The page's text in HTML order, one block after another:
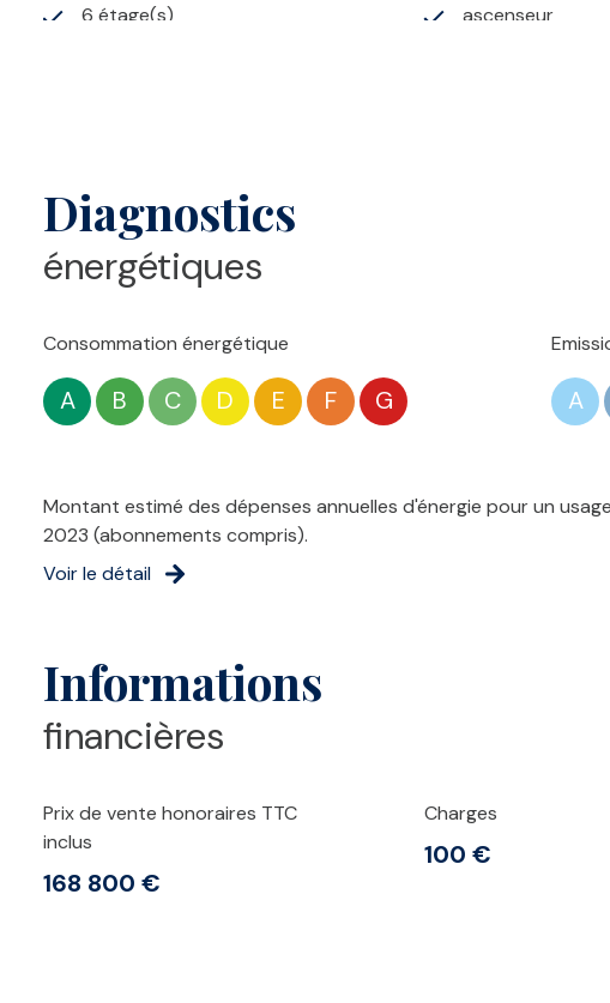
6 étage(s) ascenseur
Diagnostics
énergétiques
Consommation énergétique
A B C D E F G A
Montant estimé des dépenses annuelles d'énergie pour un
2023 (abonnements compris).
Voir le détail
Informations
financières
Prix de vente honoraires TTC
inclus
168 800 €
Charges
100 €